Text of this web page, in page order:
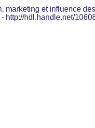
marketing et influence
http://hdl.handle.net/